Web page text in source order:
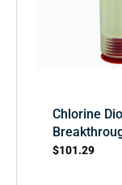
Chlorine
$101.29